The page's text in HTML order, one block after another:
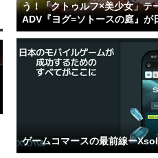
う！「クトゥルフ×美少女」テ
ADV『ヨグ=ソトースの庭』が
ゲームコマースの最前線ー